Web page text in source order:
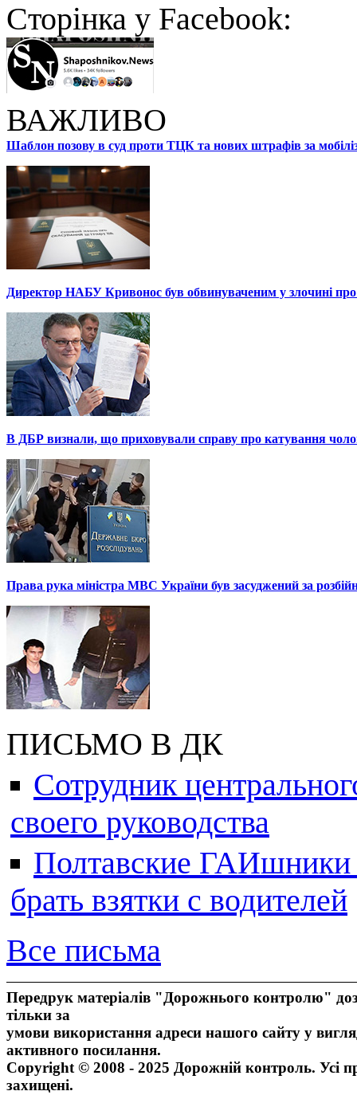
Cторінка у Facebook:
ВАЖЛИВО
Шаблон позову в суд проти ТЦК та нових штрафів за
Директор НАБУ Кривонос був обвинуваченим у злочині про
В ДБР визнали, що приховували справу про катування
Права рука міністра МВС України був засуджений за
ПИСЬМО В ДК
Сотрудник
своего руководства
Полтавские ГАИшники
брать взятки с водителей
Все письма
Передрук матеріалів "Дорожнього контролю"
тільки за
умови використання адреси нашого сайту у
активного посилання.
Copyright © 2008 - 2025 Дорожній контроль. Усі
захищені.